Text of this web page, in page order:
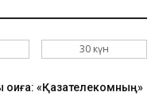
30 күн
оқиға: «Қазақтелекомның»